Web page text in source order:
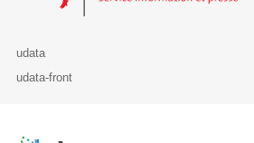
udata
udata-front